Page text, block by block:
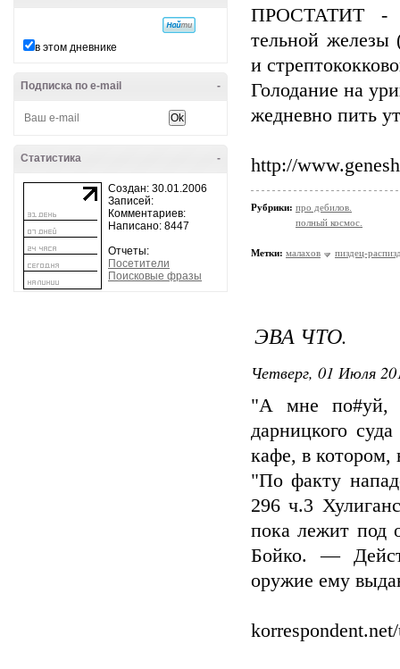
в этом дневнике
-
Подписка по e-mail
-
Статистика
Создан: 30.01.2006
Записей:
Комментариев:
Написано: 8447
Отчеты:
Посетители
Поисковые фразы
ПРОСТАТИТ -
тельной железы
и
Голодание на
жедневно пить
http://
Рубрики: про дебилов.
полный космос.
Метки: малахов пиздец-
ЭВА ЧТО.
Четверг, 01 Июля
"А мне по#уй,
дарницкого
кафе, в котором,
"По факту
296 ч.3
пока лежит под
Бойко. —
оружие ему